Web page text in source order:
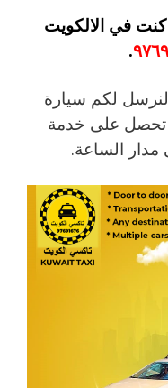
في الالكويت
.
لكم سيارة
على خدمة
مدار الساعة.